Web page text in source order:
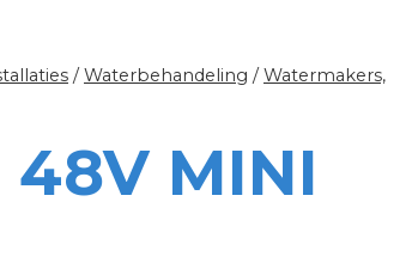
/ Waterbehandeling / Watermakers,
48V MINI